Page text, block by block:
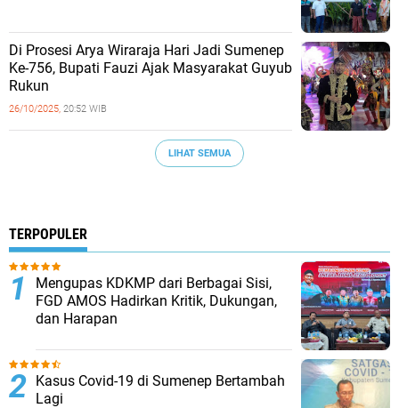
Di Prosesi Arya Wiraraja Hari Jadi Sumenep
Ke-756, Bupati Fauzi Ajak Masyarakat Guyub
Rukun
26/10/2025, 20:52 WIB
LIHAT SEMUA
TERPOPULER
Mengupas KDKMP dari Berbagai Sisi,
FGD AMOS Hadirkan Kritik, Dukungan,
dan Harapan
Kasus Covid-19 di Sumenep Bertambah
Lagi